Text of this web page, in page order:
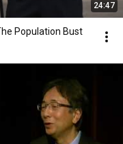
24:47
Population Bust